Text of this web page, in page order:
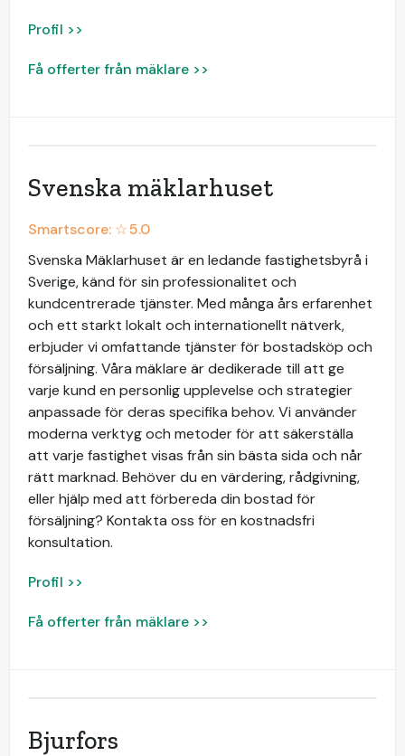
Profil >>
Få offerter från mäklare >>
Svenska mäklarhuset
Smartscore: ☆5.0
Svenska Mäklarhuset är en ledande fastighetsbyrå i
Sverige, känd för sin professionalitet och
kundcentrerade tjänster. Med många års erfarenhet
och ett starkt lokalt och internationellt nätverk,
erbjuder vi omfattande tjänster för bostadsköp och
försäljning. Våra mäklare är dedikerade till att ge
varje kund en personlig upplevelse och strategier
anpassade för deras specifika behov. Vi använder
moderna verktyg och metoder för att säkerställa
att varje fastighet visas från sin bästa sida och når
rätt marknad. Behöver du en värdering, rådgivning,
eller hjälp med att förbereda din bostad för
försäljning? Kontakta oss för en kostnadsfri
konsultation.
Profil >>
Få offerter från mäklare >>
Bjurfors